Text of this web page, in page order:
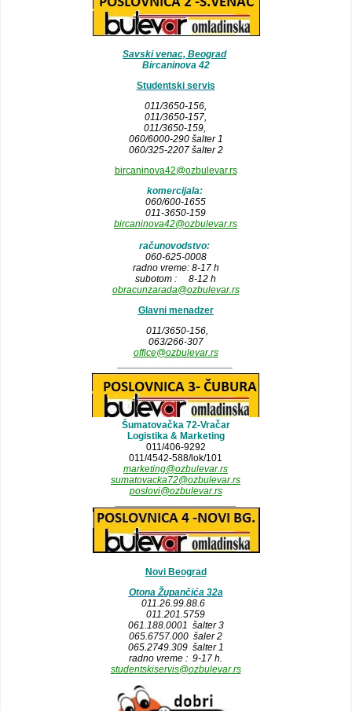
Savski venac, Beograd
Bircaninova 42
Studentski servis
011/3650-156,
011/3650-157,
011/3650-159,
060/6000-290 šalter 1
060/325-2207 šalter 2
bircaninova42@ozbulevar.rs
komercijala:
060/600-1655
011-3650-159
bircaninova42@ozbulevar.rs
računovodstvo:
060-625-0008
radno vreme: 8-17 h
subotom : 8-12 h
obracunzarada@ozbulevar.rs
Glavni menadzer
011/3650-156,
063/266-307
office@ozbulevar.rs
Šumatovačka 72-Vračar
Logistika & Marketing
011/406-9292
011/4542-588/lok/101
marketing@ozbulevar.rs
sumatovacka72@ozbulevar.rs
poslovi@ozbulevar.rs
Novi Beograd
Otona Župančića 32a
011.26.99.88.6
011.201.5759
061.188.0001 šalter 3
065.6757.000 šaler 2
065.2749.309 šalter 1
radno vreme : 9-17 h.
studentskiservis@ozbulevar.rs